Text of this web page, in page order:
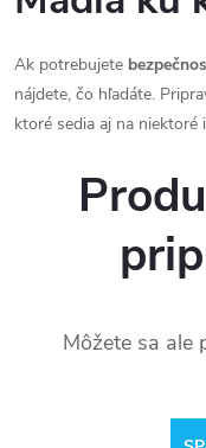
Ak potrebujete
nájdete, čo hľadáte.
ktoré sedia aj na niektoré
Môžete sa ale